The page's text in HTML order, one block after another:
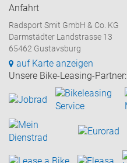
Anfahrt
Radsport Smit GmbH & Co. KG
Darmstädter Landstrasse 13
65462 Gustavsburg
auf Karte anzeigen
Unsere Bike-Leasing-Partner: